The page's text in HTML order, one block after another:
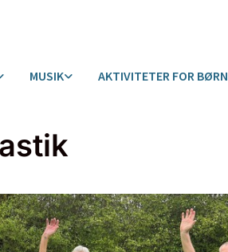
MUSIK AKTIVITETER FOR BØRN